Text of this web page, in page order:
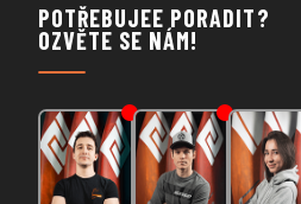
POTŘEBUJEE PORADIT?
OZVĚTE SE NÁM!